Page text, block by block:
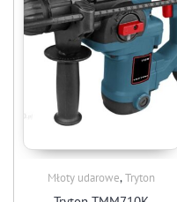
Młoty udarowe,Tryton